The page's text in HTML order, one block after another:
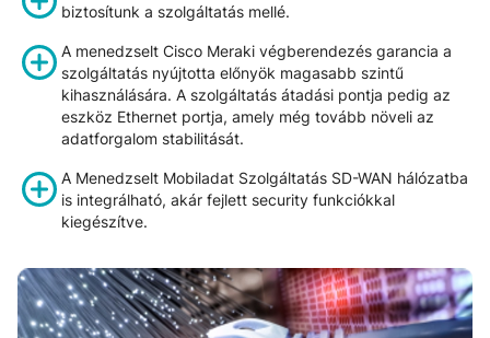
biztosítunk a szolgáltatás mellé.
A menedzselt Cisco Meraki végberendezés garancia a
szolgáltatás nyújtotta előnyök magasabb szintű
kihasználására. A szolgáltatás átadási pontja pedig az
eszköz Ethernet portja, amely még tovább növeli az
adatforgalom stabilitását.
A Menedzselt Mobiladat Szolgáltatás SD-WAN hálózatba
is integrálható, akár fejlett security funkciókkal
kiegészítve.